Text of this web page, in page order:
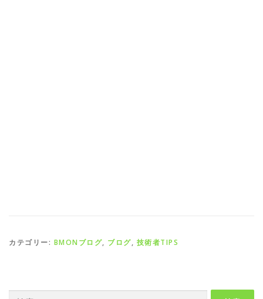
カテゴリー: BMONブログ, ブログ, 技術者TIPS